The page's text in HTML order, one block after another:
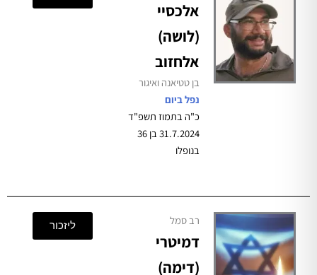
אלכסיי
(לושה)
אלחזוב
בן טטיאנה ואיגור
כ"ה בתמוז תשפ"ד
31.7.2024 בן 36
רב סמל
דמיטרי
(דימה)